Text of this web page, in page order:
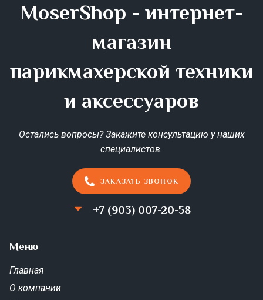
MoserShop - интернет-
магазин
парикмахерской техники
и аксессуаров
Остались вопросы? Закажите консультацию у наших
специалистов.
ЗАКАЗАТЬ ЗВОНОК
+7 (903) 007-20-58
Меню
Главная
О компании